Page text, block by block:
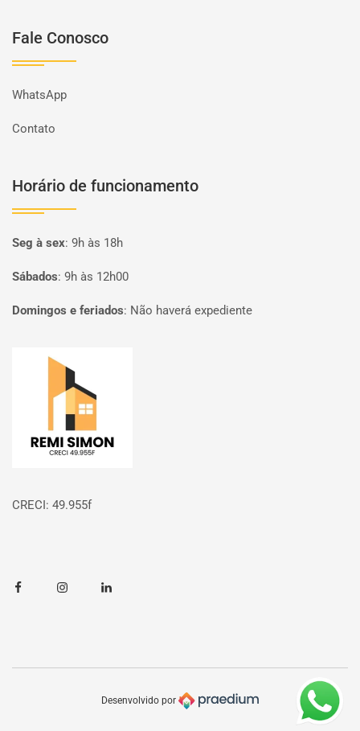
Fale Conosco
WhatsApp
Contato
Horário de funcionamento
Seg à sex: 9h às 18h
Sábados: 9h às 12h00
Domingos e feriados: Não haverá expediente
Página inicial
CRECI: 49.955f
FacebookInstagramLinkedin
Desenvolvido por